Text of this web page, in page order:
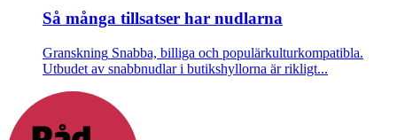
Så många tillsatser har nudlarna
Granskning Snabba, billiga och populärkulturkompatibla.
Utbudet av snabbnudlar i butikshyllorna är rikligt...